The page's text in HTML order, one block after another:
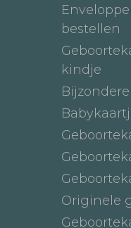
bestellen
kindje
Originele